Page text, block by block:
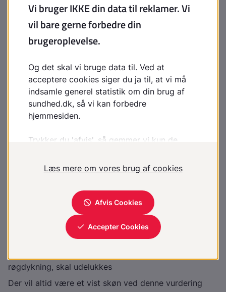
karsygdomme, kroniske lungesygdomme, sygdomme i
nervesystemet samt muskel- og skeletsygdomme
Der forudsættes også krav om hørelse, syn og
balanceevne
allerede fra graviditetens start
Medicinske undersøgelser
Lungefunktionsundersøgelse, hvile-ekg, blodtryk
Evt. blodprøver til afklaring af metaboliske og
Attest til udfyldelse findes påBeredskabsstyrelsens
Konklusion
røgdykning, skal udelukkes
Der vil altid være et vist skøn ved denne vurdering